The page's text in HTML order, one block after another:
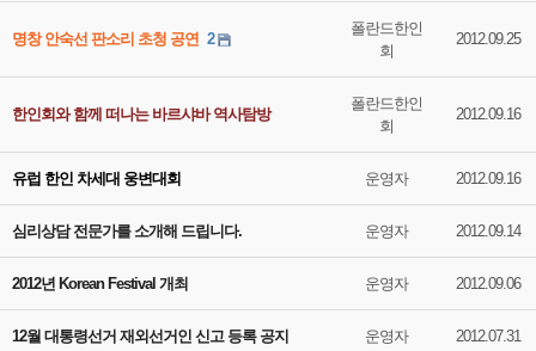
명창 안숙선 판소리 초청 공연 2
폴란드한인
회
2012.09.25
한인회와 함께 떠나는 바르샤바 역사탐방
폴란드한인
회
2012.09.16
유럽 한인 차세대 웅변대회 운영자 2012.09.16
심리상담 전문가를 소개해 드립니다. 운영자 2012.09.14
2012년 Korean Festival 개최 운영자 2012.09.06
12월 대통령선거 재외선거인 신고 등록 공지 운영자 2012.07.31